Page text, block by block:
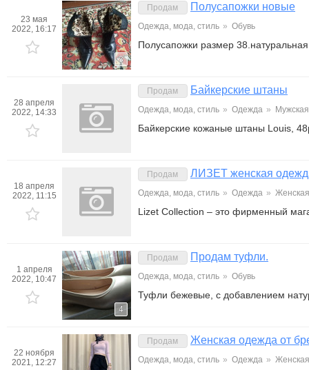
23 мая
2022, 16:17
3
Продам Полусапожки новые
Одежда, мода, стиль » Обувь
Полусапожки размер
28 апреля
2022, 14:33
Продам Байкерские штаны
Одежда, мода, стиль » Одежда » Мужская
Байкерские кожаные штаны Louis,
18 апреля
2022, 11:15
Продам ЛИЗЕТ женская
Одежда, мода, стиль » Одежда » Женская
Lizet Сollection – это фирменный
1 апреля
2022, 10:47
4
Продам Продам туфли.
Одежда, мода, стиль » Обувь
Туфли бежевые, с добавлением
22 ноября
2021, 12:27
Продам Женская одежда от
Одежда, мода, стиль » Одежда » Женская